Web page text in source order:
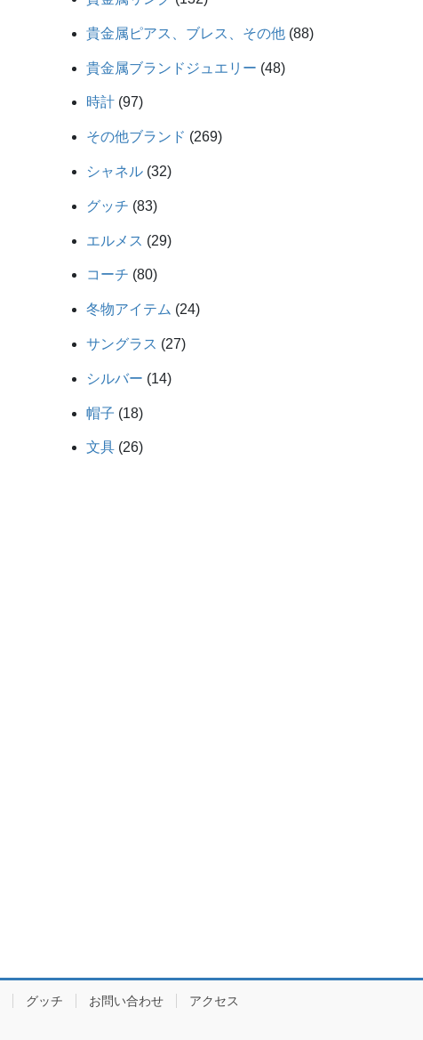
商
の
商
貴金属ピアス、ブレス、その他 8888
貴金属ブランドジュエリー 4848
時計 9797
の
商
その他ブランド 269269
シャネル 3232
商
グッチ 8383
商
エルメス 2929
商
コーチ 8080
の
商
冬物アイテム 2424
サングラス 2727
シルバー 1414
帽子 1818
の
文具 2626
グッチ お問い合わせ
アクセス